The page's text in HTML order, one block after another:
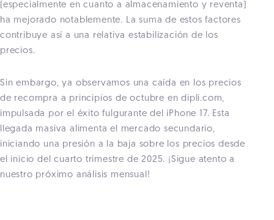
(especialmente en cuanto a almacenamiento y reventa)
ha mejorado notablemente. La suma de estos factores
contribuye así a una relativa estabilización de los
precios.
Sin embargo, ya observamos una caída en los precios
de recompra a principios de octubre en dipli.com,
impulsada por el éxito fulgurante del iPhone 17. Esta
llegada masiva alimenta el mercado secundario,
iniciando una presión a la baja sobre los precios desde
el inicio del cuarto trimestre de 2025. ¡Sigue atento a
nuestro próximo análisis mensual!